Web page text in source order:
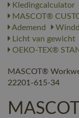
Kledingcalculator
MASCOT®
Ademend
Licht van gewicht
OEKO-TEX®
MASCOT®
22201-615-34